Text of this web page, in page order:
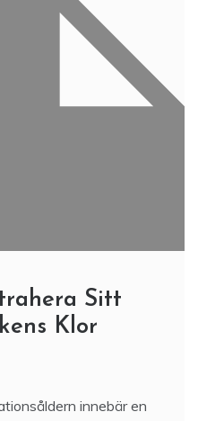
Sitt
Klor
innebär en